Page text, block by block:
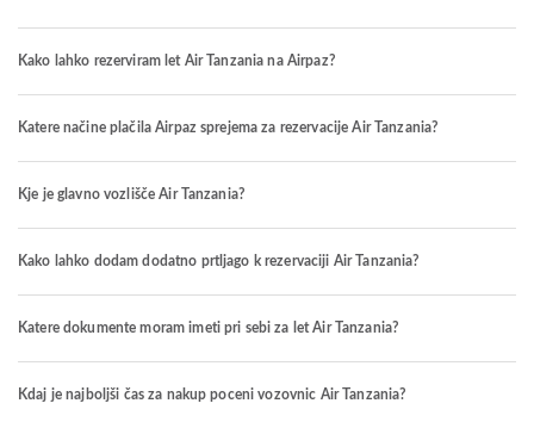
Kako lahko rezerviram let Air Tanzania na Airpaz?
Katere načine plačila Airpaz sprejema za rezervacije Air Tanzania?
Kje je glavno vozlišče Air Tanzania?
Kako lahko dodam dodatno prtljago k rezervaciji Air Tanzania?
Katere dokumente moram imeti pri sebi za let Air Tanzania?
Kdaj je najboljši čas za nakup poceni vozovnic Air Tanzania?